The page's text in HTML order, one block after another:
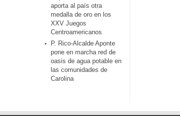
aporta al país otra
medalla de oro en los
XXV Juegos
Centroamericanos
P. Rico-Alcalde Aponte
pone en marcha red de
oasis de agua potable en
las comunidades de
Carolina